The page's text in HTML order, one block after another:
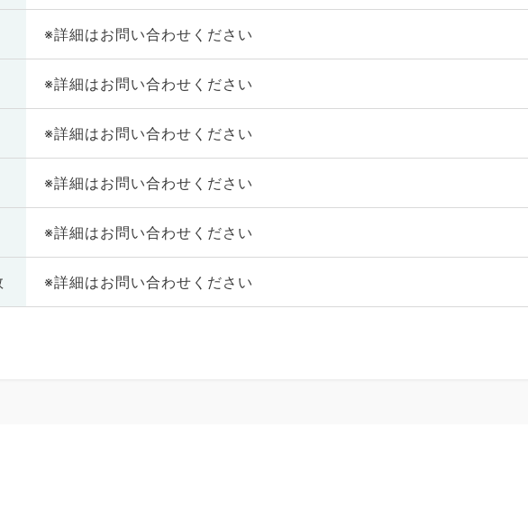
※詳細はお問い合わせください
※詳細はお問い合わせください
※詳細はお問い合わせください
※詳細はお問い合わせください
※詳細はお問い合わせください
※詳細はお問い合わせください